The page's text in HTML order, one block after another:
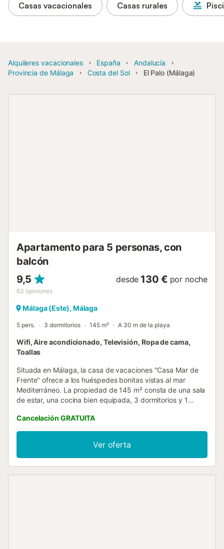
Casas vacacionales Casas rurales
Alquileres vacacionales España
Andalucía
Provincia de Málaga
Costa del Sol El Palo (Málaga)
Apartamento para 5 personas, con
balcón
9,5
63 opiniones
desde 130 € por noche
Málaga (Este), Málaga
5 pers. 3 dormitorios 145 m² A 30 m de la playa
Wifi, Aire acondicionado, Televisión, Ropa de cama,
Toallas
Situada en Málaga, la casa de vacaciones "Casa Mar de
Frente" ofrece a los huéspedes bonitas vistas al mar
Mediterráneo. La propiedad de 145 m² consta de una sala
de estar, una cocina bien equipada, 3 dormitorios y 1
adicionales incluyen Wi-Fi (apto para videollamadas) con
un espacio de trabajo dedicado para hacer videollamadas,
una televisión, aire acondicionado en uno de los
dormitorios (los otros dos están equipados con
ventiladores), calefacción, así como una lavadora.
Cancelación GRATUITA
Ver oferta